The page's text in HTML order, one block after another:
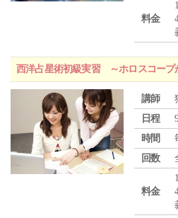
料金
西洋占星術初級実習 ～ホロスコープ
講師
日程
時間
回数
料金